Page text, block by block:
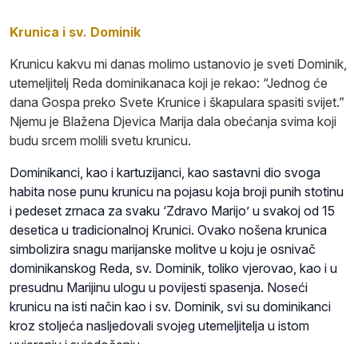
Krunica i sv. Dominik
Krunicu kakvu mi danas molimo ustanovio je sveti Dominik,
utemeljitelj Reda dominikanaca koji je rekao: “Jednog će
dana Gospa preko Svete Krunice i škapulara spasiti svijet.”
Njemu je Blažena Djevica Marija dala obećanja svima koji
budu srcem molili svetu krunicu.
Dominikanci, kao i kartuzijanci, kao sastavni dio svoga
habita nose punu krunicu na pojasu koja broji punih stotinu
i pedeset zrnaca za svaku ‘Zdravo Marijo’ u svakoj od 15
desetica u tradicionalnoj Krunici. Ovako nošena krunica
simbolizira snagu marijanske molitve u koju je osnivač
dominikanskog Reda, sv. Dominik, toliko vjerovao, kao i u
presudnu Marijinu ulogu u povijesti spasenja. Noseći
krunicu na isti način kao i sv. Dominik, svi su dominikanci
kroz stoljeća nasljedovali svojeg utemeljitelja u istom